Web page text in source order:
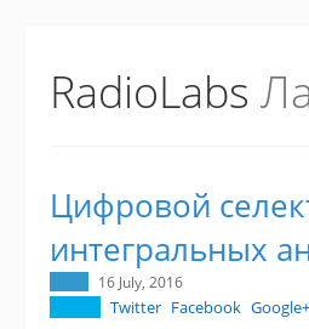
RadioLabs
Цифровой
интегральных
16 July, 2016
Twitter Facebook Google+